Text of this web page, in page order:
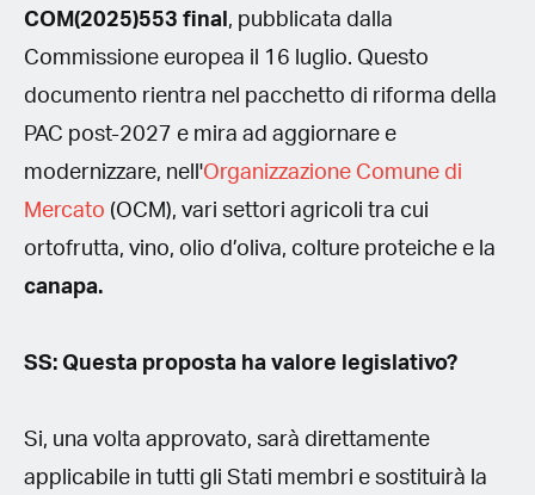
COM(2025)553 final , pubblicata dalla
Commissione europea il 16 luglio. Questo
documento rientra nel pacchetto di riforma della
PAC post-2027 e mira ad aggiornare e
modernizzare, nell'Organizzazione Comune di
Mercato (OCM), vari settori agricoli tra cui
ortofrutta, vino, olio d’oliva, colture proteiche e la
canapa.
SS: Questa proposta ha valore legislativo?
Si, una volta approvato, sarà direttamente
applicabile in tutti gli Stati membri e sostituirà la